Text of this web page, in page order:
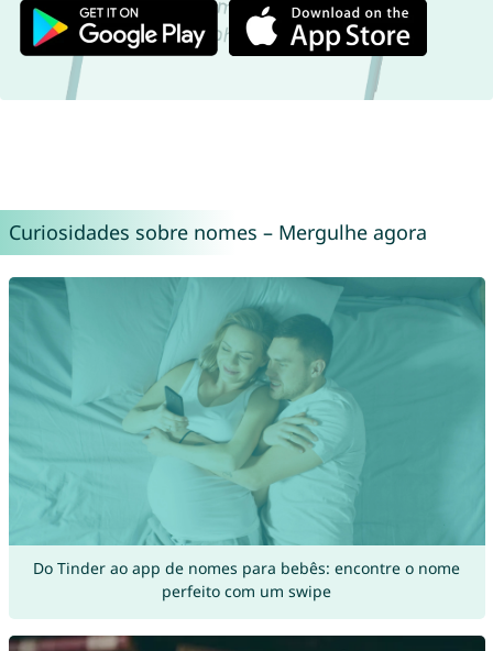
Curiosidades sobre nomes – Mergulhe agora
Do Tinder ao app de nomes para bebês: encontre o nome
perfeito com um swipe